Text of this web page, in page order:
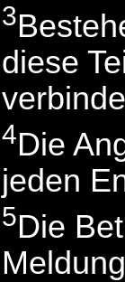
3
diese
4Die
jeden
5Die